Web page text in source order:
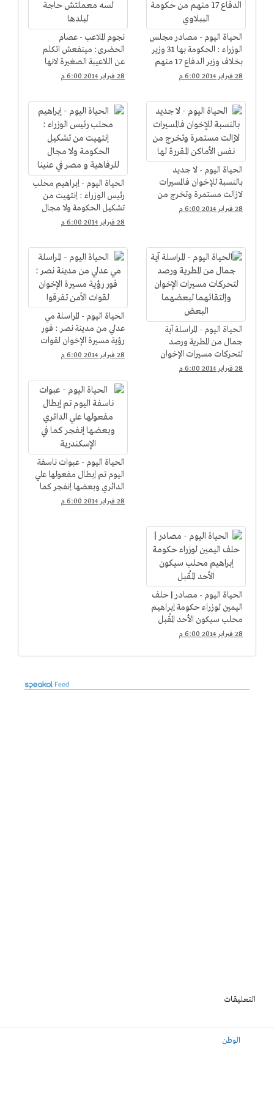
الحياة اليوم - مصادر مجلس
الوزراء : الحكومة بها 31 وزير
بخلاف وزير الدفاع 17 منهم
من حكومة الببلاوي
28 فبراير 2014 6:00 م
نجوم الملاعب - عصام
الحضرى: مينفعش اتكلم
عن اللاعيبة الصغيرة لانها
لسه معملتش حاجة لبلدها
28 فبراير 2014 6:00 م
الحياة اليوم - لا جديد
بالنسبة للإخوان فالمسيرات
لازالت مستمرة وتخرج من
نفس الأماكن المقررة لها
28 فبراير 2014 6:00 م
الحياة اليوم - إبراهيم محلب
رئيس الوزراء : إنتهيت من
تشكيل الحكومة ولا مجال
للرفاهية و مصر في عنينا
28 فبراير 2014 6:00 م
الحياة اليوم - المراسلة آية
جمال من المطرية ورصد
لتحركات مسيرات الإخوان
وإلتقائهما لبعضهما البعض
28 فبراير 2014 6:00 م
الحياة اليوم - المراسلة مي
عدلي من مدينة نصر : فور
رؤية مسيرة الإخوان لقوات
الأمن تفرقوا
28 فبراير 2014 6:00 م
الحياة اليوم - عبوات ناسفة
اليوم تم إبطال مفعولها علي
الدائري وبعضها إنفجر كما
في الإسكندرية
28 فبراير 2014 6:00 م
الحياة اليوم - مصادر | حلف
اليمين لوزراء حكومة إبراهيم
محلب سيكون الأحد المُقبل
28 فبراير 2014 6:00 م
التعليقات
الوطن